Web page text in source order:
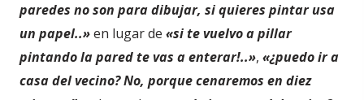
paredes no son para dibujar, si quieres pintar usa
un papel..»en lugar de «si te vuelvo a pillar
pintando la pared te vas a enterar!..», «¿puedo ir a
casa del vecino? No, porque cenaremos en diez